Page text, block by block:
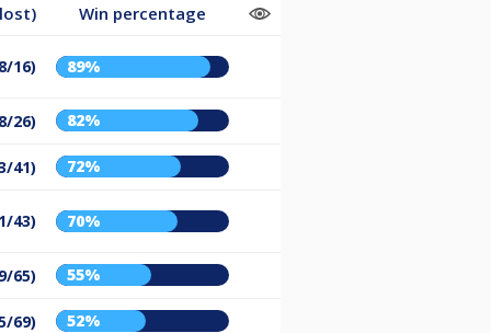
Win percentage
16) 89%
26) 82%
41) 72%
43) 70%
65) 55%
69) 52%